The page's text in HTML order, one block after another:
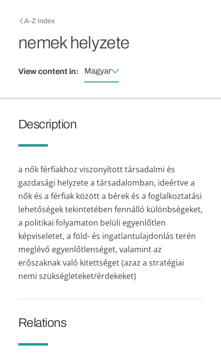
Breadcrumb
A-Z Index
nemek helyzete
View content in: Magyar
Description
a nők férfiakhoz viszonyított társadalmi és
gazdasági helyzete a társadalomban, ideértve a
nők és a férfiak között a bérek és a foglalkoztatási
lehetőségek tekintetében fennálló különbségeket,
a politikai folyamaton belüli egyenlőtlen
képviseletet, a föld- és ingatlantulajdonlás terén
meglévő egyenlőtlenséget, valamint az
erőszaknak való kitettséget (azaz a stratégiai
nemi szükségleteket/érdekeket)
Relations